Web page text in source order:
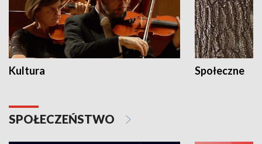
Kultura Społeczne
SPOŁECZEŃSTWO